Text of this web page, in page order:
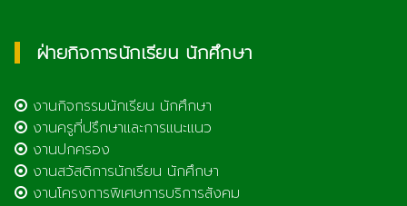
ฝ่ายกิจการนักเรียน นักศึกษา
งานกิจกรรมนักเรียน นักศึกษา
งานครูที่ปรึกษาและการแนะแนว
งานปกครอง
งานสวัสดิการนักเรียน นักศึกษา
งานโครงการพิเศษการบริการสังคม